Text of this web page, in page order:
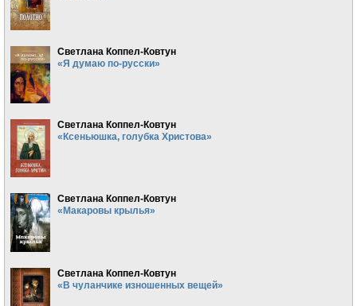
Светлана Коппел-Ковтун
«Я думаю по-русски»
Светлана Коппел-Ковтун
«Ксеньюшка, голубка Христова»
Светлана Коппел-Ковтун
«Макаровы крылья»
Светлана Коппел-Ковтун
«В чуланчике изношенных вещей»